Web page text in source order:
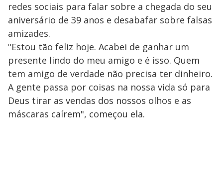
redes sociais para falar sobre a chegada do seu
aniversário de 39 anos e desabafar sobre falsas
amizades.
"Estou tão feliz hoje. Acabei de ganhar um
presente lindo do meu amigo e é isso. Quem
tem amigo de verdade não precisa ter dinheiro.
A gente passa por coisas na nossa vida só para
Deus tirar as vendas dos nossos olhos e as
máscaras caírem", começou ela.